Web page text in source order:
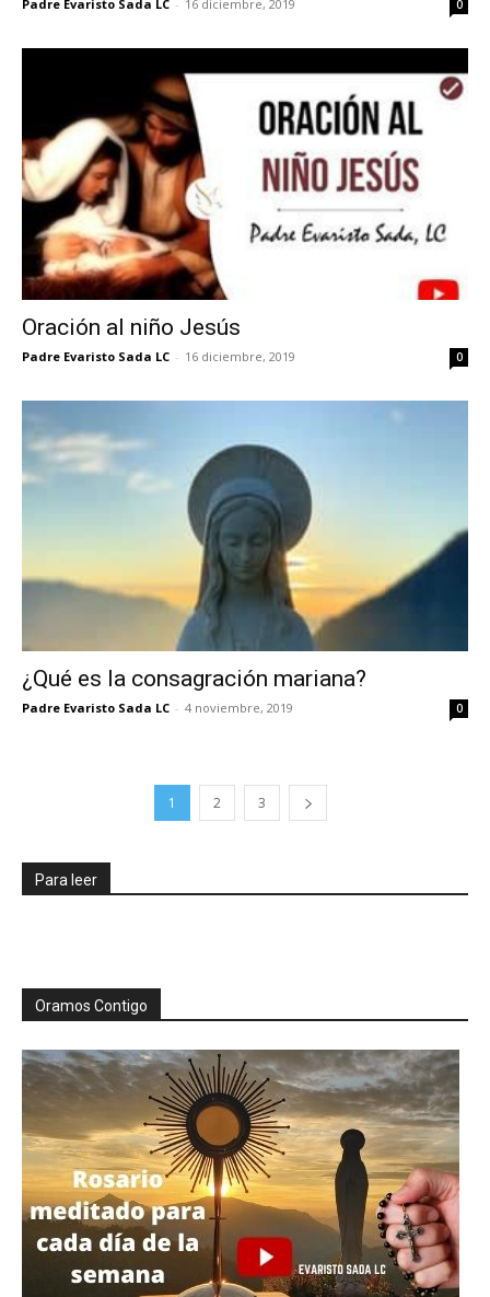
Padre Evaristo Sada LC - 16 diciembre, 2019 0
Oración al niño Jesús
Padre Evaristo Sada LC - 16 diciembre, 2019 0
¿Qué es la consagración mariana?
Padre Evaristo Sada LC - 4 noviembre, 2019 0
1 2 3
Para leer
Oramos Contigo